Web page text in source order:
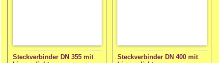
Steckverbinder DN 355 mit
Steckverbinder DN 400 mit